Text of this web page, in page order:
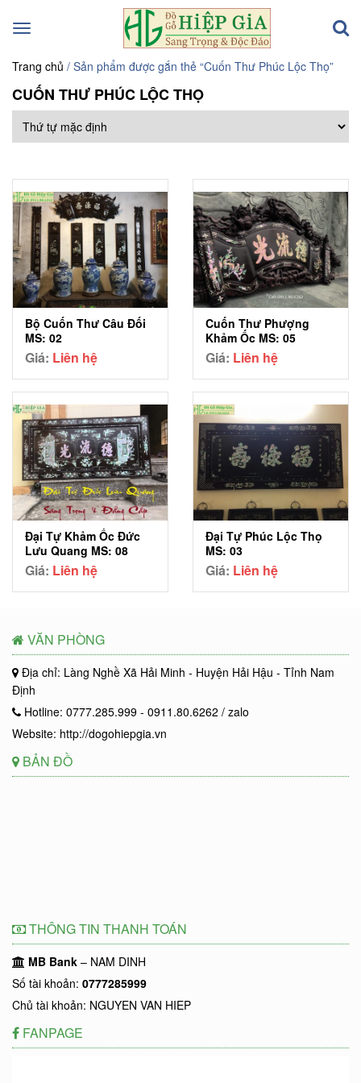
Toggle
Trang chủ / Sản phẩm được gắn thẻ “Cuốn Thư Phúc Lộc Thọ”
CUỐN THƯ PHÚC LỘC THỌ
Bộ Cuốn Thư Câu Đối
MS: 02
Giá: Liên hệ
Cuốn Thư Phượng
Khảm Ốc MS: 05
Giá: Liên hệ
Đại Tự Khảm Ốc Đức
Lưu Quang MS: 08
Giá: Liên hệ
Đại Tự Phúc Lộc Thọ
MS: 03
Giá: Liên hệ
VĂN PHÒNG
Địa chỉ: Làng Nghề Xã Hải Minh - Huyện Hải Hậu - Tỉnh Nam
Định
Hotline: 0777.285.999 - 0911.80.6262 / zalo
Website: http://dogohiepgia.vn
BẢN ĐỒ
THÔNG TIN THANH TOÁN
MB Bank – NAM DINH
Số tài khoản: 0777285999
Chủ tài khoản: NGUYEN VAN HIEP
FANPAGE